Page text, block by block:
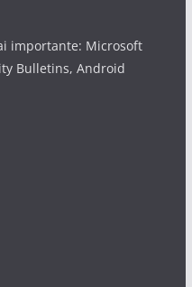
importante: Microsoft
Bulletins, Android